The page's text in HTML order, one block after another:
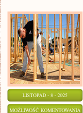
LISTOPAD - 8 - 2025
MOŻLIWOŚĆ KOMENTOWANIA